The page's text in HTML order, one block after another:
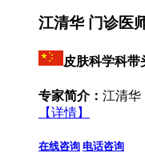
江清华 门诊医
皮肤科学科带
专家简介： 江清华
【详情】
在线咨询 电话咨询